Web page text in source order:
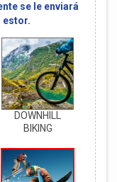
se le enviará
estor.
DOWNHILL
BIKING